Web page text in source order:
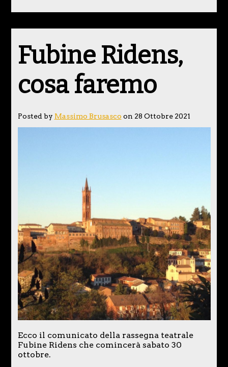
Fubine Ridens,
cosa faremo
Posted by Massimo Brusasco on 28 Ottobre 2021
Ecco il comunicato della rassegna teatrale
Fubine Ridens che comincerà sabato 30
ottobre.